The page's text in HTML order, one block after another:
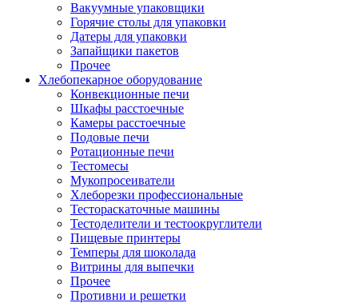
Вакуумные упаковщики
Горячие столы для упаковки
Датеры для упаковки
Запайщики пакетов
Прочее
Хлебопекарное оборудование
Конвекционные печи
Шкафы расстоечные
Камеры расстоечные
Подовые печи
Ротационные печи
Тестомесы
Мукопросеиватели
Хлеборезки профессиональные
Тестораскаточные машины
Тестоделители и тестоокруглители
Пищевые принтеры
Темперы для шоколада
Витрины для выпечки
Прочее
Противни и решетки